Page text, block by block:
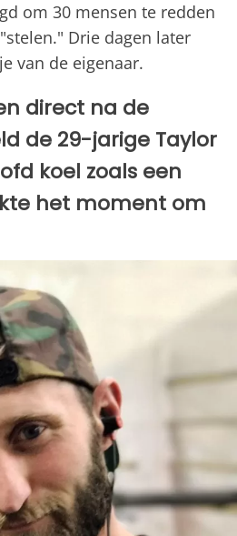
om 30 mensen te redden
Drie dagen later
van de eigenaar.
direct na de
de 29-jarige Taylor
koel zoals een
het moment om